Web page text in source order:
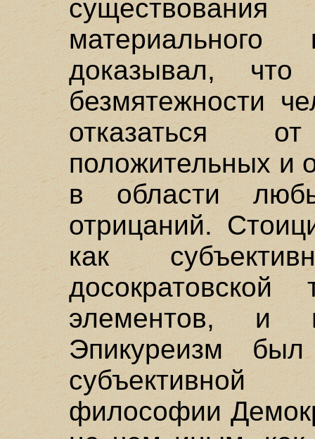
доказывал,
безмятежности
отказаться
положительных и
в области
отрицаний.
как
досократовской
элементов, и
Эпикуреизм
философии